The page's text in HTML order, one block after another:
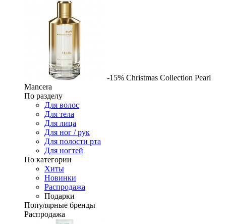
-15% Christmas Collection Pearl
Mancera
По разделу
Для волос
Для тела
Для лица
Для ног / рук
Для полости рта
Для ногтей
По категории
Хиты
Новинки
Распродажа
Подарки
Популярные бренды
Распродажа